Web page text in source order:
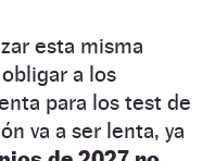
esta misma
a los
para los test de
va a ser lenta, ya